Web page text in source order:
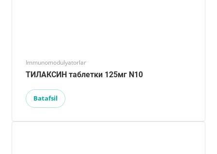
Immunomodulyatorlar
ТИЛАКСИН таблетки 125мг N10
Batafsil